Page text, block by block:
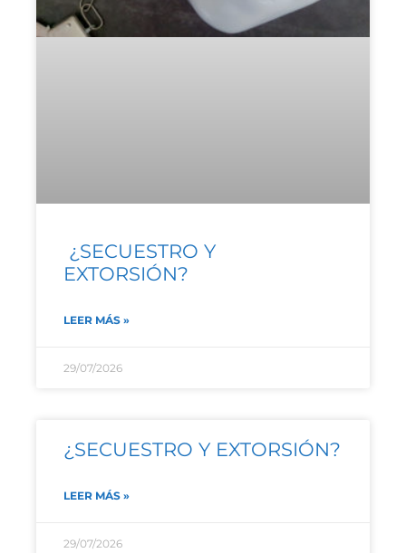
¿SECUESTRO Y
EXTORSIÓN?
LEER MÁS »
29/07/2026
¿SECUESTRO Y EXTORSIÓN?
LEER MÁS »
29/07/2026